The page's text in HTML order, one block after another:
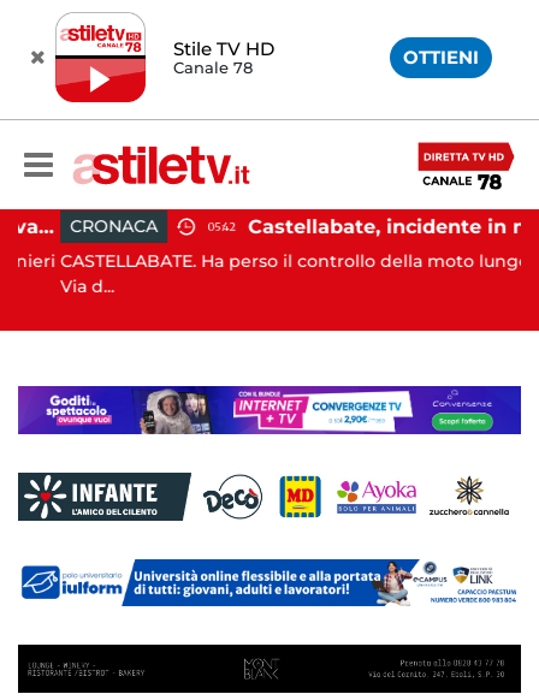
Stile TV HD
Canale 78 OTTIENI
Angri, scippano anziana davanti ad un negozio: tre arresti CRONACA 05:42 Castellabate, incidente in moto: 27enne in ospedale
CASTELLABATE. Ha perso il controllo della moto lungo la
Via d...